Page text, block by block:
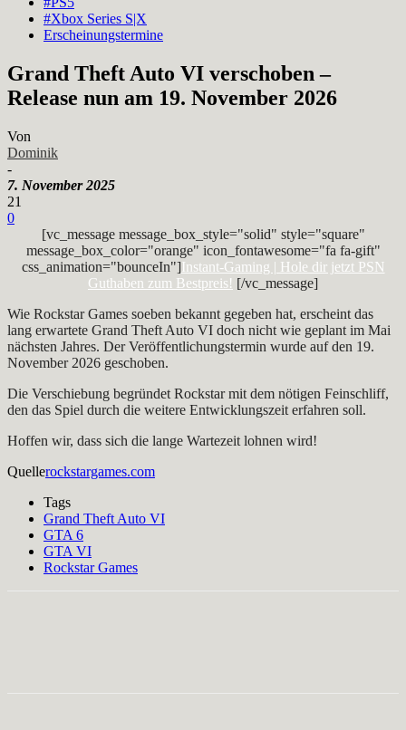
#Xbox Series S|X
Erscheinungstermine
Grand Theft Auto VI verschoben –
Release nun am 19. November 2026
Von
Dominik
-
7. November 2025
21
0
[vc_message message_box_style="solid" style="square"
message_box_color="orange" icon_fontawesome="fa fa-gift"
css_animation="bounceIn"]Instant-Gaming | Hole dir jetzt PSN
Guthaben zum Bestpreis! [/vc_message]
Wie Rockstar Games soeben bekannt gegeben hat, erscheint das
lang erwartete Grand Theft Auto VI doch nicht wie geplant im Mai
nächsten Jahres. Der Veröffentlichungstermin wurde auf den 19.
November 2026 geschoben.
Die Verschiebung begründet Rockstar mit dem nötigen Feinschliff,
den das Spiel durch die weitere Entwicklungszeit erfahren soll.
Hoffen wir, dass sich die lange Wartezeit lohnen wird!
Quellerockstargames.com
Tags
Grand Theft Auto VI
GTA 6
GTA VI
Rockstar Games